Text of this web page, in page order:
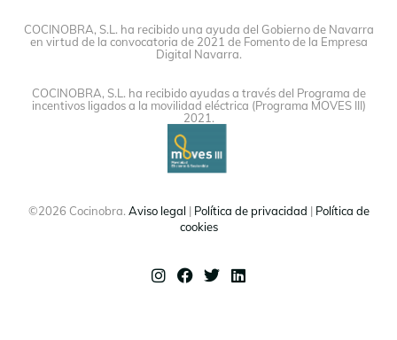
COCINOBRA, S.L. ha recibido una ayuda del Gobierno de Navarra
en virtud de la convocatoria de 2021 de Fomento de la Empresa
Digital Navarra.
COCINOBRA, S.L. ha recibido ayudas a través del Programa de
incentivos ligados a la movilidad eléctrica (Programa MOVES III)
2021.
©2026 Cocinobra. Aviso legal | Política de privacidad | Política de
cookies